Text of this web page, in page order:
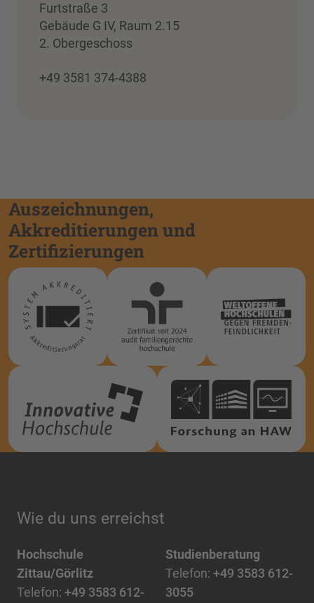
Furtstraße 3
Gebäude G IV, Raum 2.15
2. Obergeschoss
+49 3581 374-4388
Auszeichnungen,
Akkreditierungen und
Zertifizierungen
Wie du uns erreichst
Hochschule
Zittau/Görlitz
Telefon: +49 3583 612-
Studienberatung
Telefon: +49 3583 612-
3055